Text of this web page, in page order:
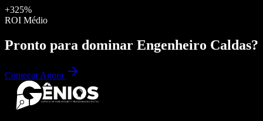
+325%
ROI Médio
Pronto para dominar Engenheiro Caldas?
Começar Agora